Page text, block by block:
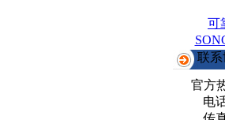
可
联
官方
电